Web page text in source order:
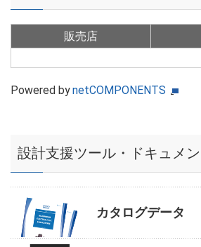
販売店
Powered bynetCOMPONENTS
設計支援ツール・ドキュメン
カタログデータ